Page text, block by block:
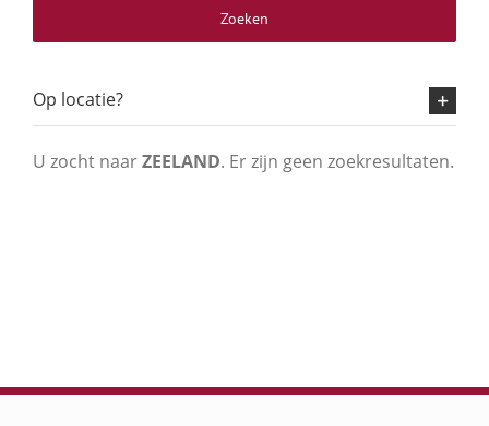
Zoeken
Op locatie?
U zocht naarZEELAND. Er zijn geen zoekresultaten.